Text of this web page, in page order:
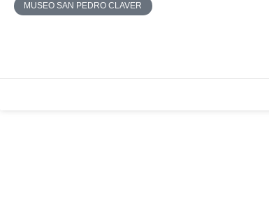
MUSEO SAN PEDRO CLAVER